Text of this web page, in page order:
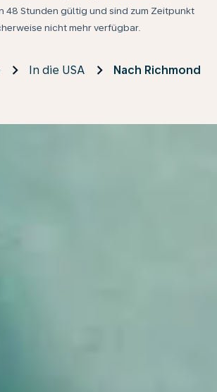
48 Stunden gültig und sind zum Zeitpunkt
nicht mehr verfügbar.
In die USA Nach Richmond